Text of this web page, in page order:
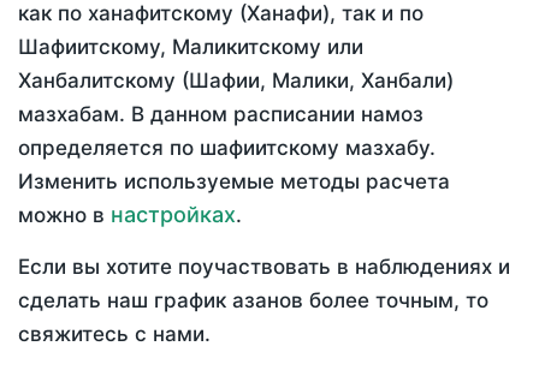
как по ханафитскому (Ханафи), так и по
Шафиитскому, Маликитскому или
Ханбалитскому (Шафии, Малики, Ханбали)
мазхабам. В данном расписании намоз
определяется по шафиитскому мазхабу.
Изменить используемые методы расчета
можно в настройках.
Если вы хотите поучаствовать в наблюдениях и
сделать наш график азанов более точным, то
свяжитесь с нами.